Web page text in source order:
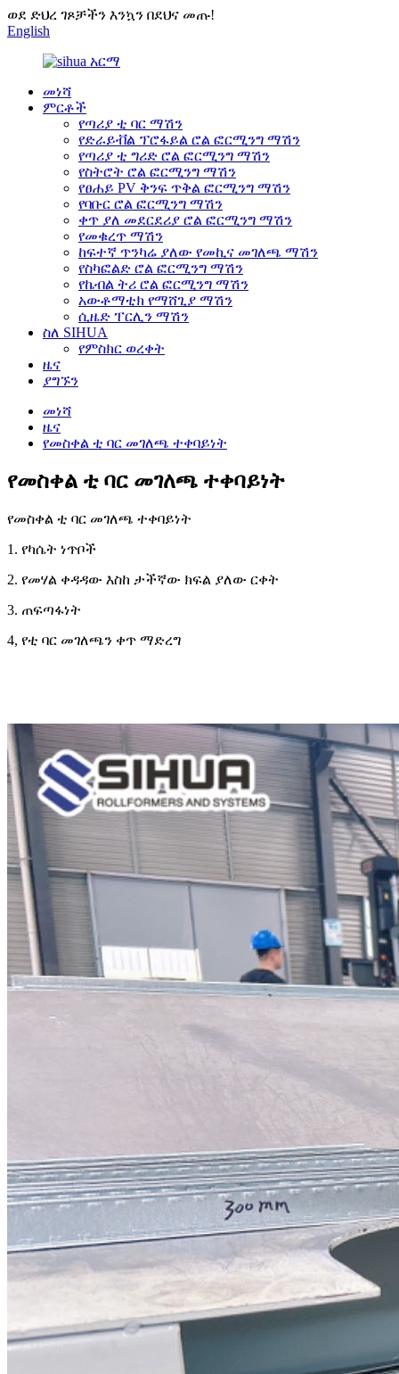
ወደ ድህረ ገጾቻችን እንኳን በደህና መጡ!
English
መነሻ
ምርቶች
የጣሪያ ቲ ባር ማሽን
የድራይቭል ፕሮፋይል ሮል ፎርሚንግ ማሽን
የጣሪያ ቲ ግሪድ ሮል ፎርሚንግ ማሽን
የስትሮት ሮል ፎርሚንግ ማሽን
የፀሐይ PV ቅንፍ ጥቅል ፎርሚንግ ማሽን
የባቡር ሮል ፎርሚንግ ማሽን
ቀጥ ያለ መደርደሪያ ሮል ፎርሚንግ ማሽን
የመቁረጥ ማሽን
ከፍተኛ ጥንካሬ ያለው የመኪና መገለጫ ማሽን
የስካፎልድ ሮል ፎርሚንግ ማሽን
የኬብል ትሪ ሮል ፎርሚንግ ማሽን
አውቶማቲክ የማሸጊያ ማሽን
ሲዜድ ፐርሊን ማሽን
ስለ SIHUA
የምስክር ወረቀት
ዜና
ያግኙን
መነሻ
ዜና
የመስቀል ቲ ባር መገለጫ ተቀባይነት
የመስቀል ቲ ባር መገለጫ ተቀባይነት
የመስቀል ቲ ባር መገለጫ ተቀባይነት
1. የካሴት ነጥቦች
2. የመሃል ቀዳዳው እስከ ታችኛው ክፍል ያለው ርቀት
3. ጠፍጣፋነት
4, የቲ ባር መገለጫን ቀጥ ማድረግ